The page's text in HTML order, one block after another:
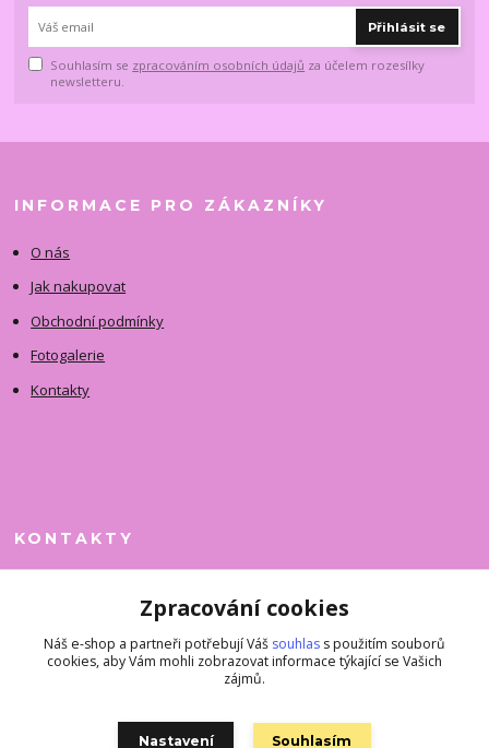
Přihlásit se
Souhlasím se zpracováním osobních údajů za účelem rozesílky
newsletteru.
INFORMACE PRO ZÁKAZNÍKY
O nás
Jak nakupovat
Obchodní podmínky
Fotogalerie
Kontakty
KONTAKTY
+420 731 390 323
superkousky@jetovmode.cz
Zpracování cookies
Náš e-shop a partneři potřebují Váš souhlas s použitím souborů
cookies, aby Vám mohli zobrazovat informace týkající se Vašich
zájmů.
Nastavení Souhlasím